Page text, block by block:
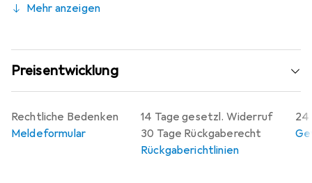
Mehr anzeigen
Preisentwicklung
14 Tage gesetzl. Widerruf
30 Tage Rückgaberecht
Rückgaberichtlinien
24
Rechtliche Bedenken
Meldeformular